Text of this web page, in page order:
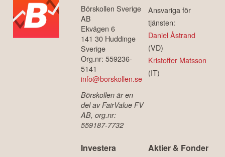
Börskollen Sverige
AB
Ekvägen 6
141 30 Huddinge
Sverige
Org.nr: 559236-
5141
info@borskollen.se
Börskollen är en
del av FairValue FV
AB, org.nr:
559187-7732
Ansvariga för
tjänsten:
Daniel Åstrand
(VD)
Kristoffer Matsson
(IT)
Investera Aktier & Fonder